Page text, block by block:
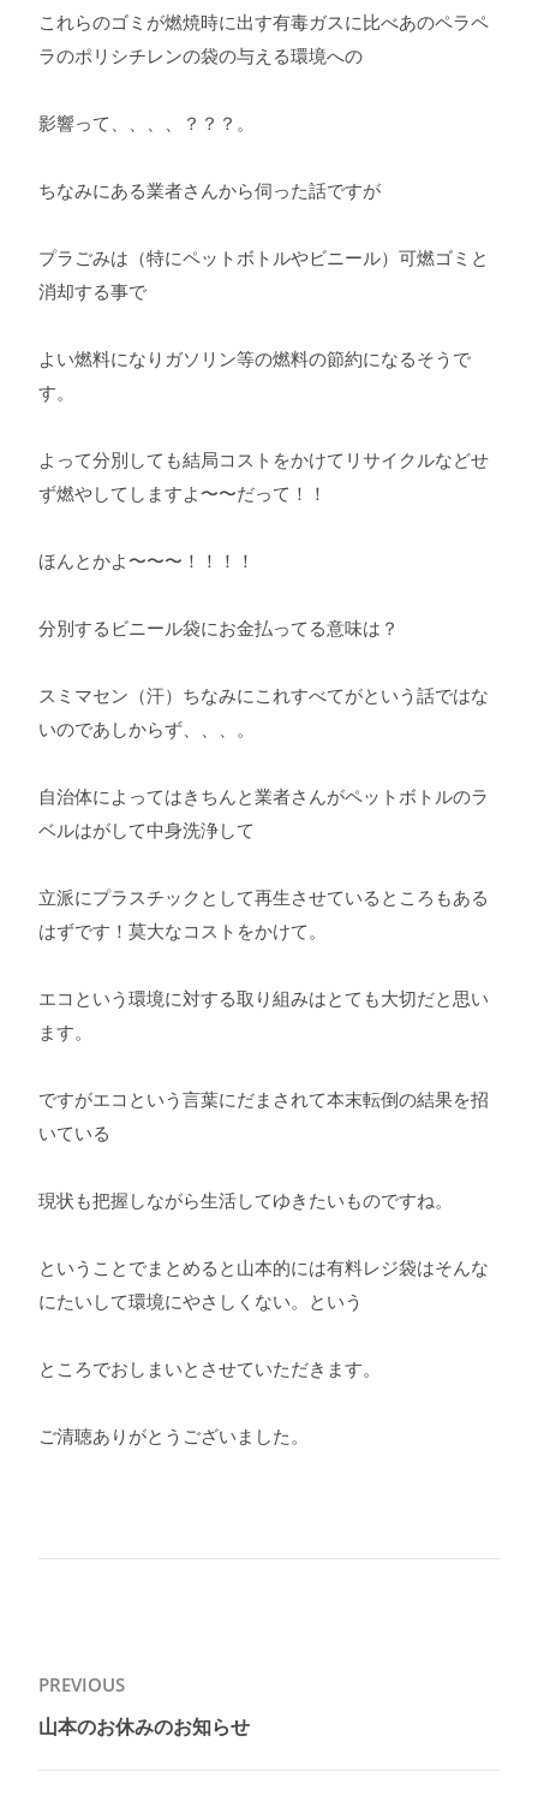
これらのゴミが燃焼時に出す有毒ガスに比べあのペラペ
ラのポリシチレンの袋の与える環境への
影響って、、、、？？？。
ちなみにある業者さんから伺った話ですが
プラごみは（特にペットボトルやビニール）可燃ゴミと
消却する事で
よい燃料になりガソリン等の燃料の節約になるそうで
す。
よって分別しても結局コストをかけてリサイクルなどせ
ず燃やしてしますよ〜〜だって！！
ほんとかよ〜〜〜！！！！
分別するビニール袋にお金払ってる意味は？
スミマセン（汗）ちなみにこれすべてがという話ではな
いのであしからず、、、。
自治体によってはきちんと業者さんがペットボトルのラ
ベルはがして中身洗浄して
立派にプラスチックとして再生させているところもある
はずです！莫大なコストをかけて。
エコという環境に対する取り組みはとても大切だと思い
ます。
ですがエコという言葉にだまされて本末転倒の結果を招
いている
現状も把握しながら生活してゆきたいものですね。
ということでまとめると山本的には有料レジ袋はそんな
にたいして環境にやさしくない。という
ところでおしまいとさせていただきます。
ご清聴ありがとうございました。
投
稿
PREVIOUS
Previous
山本のお休みのお知らせ